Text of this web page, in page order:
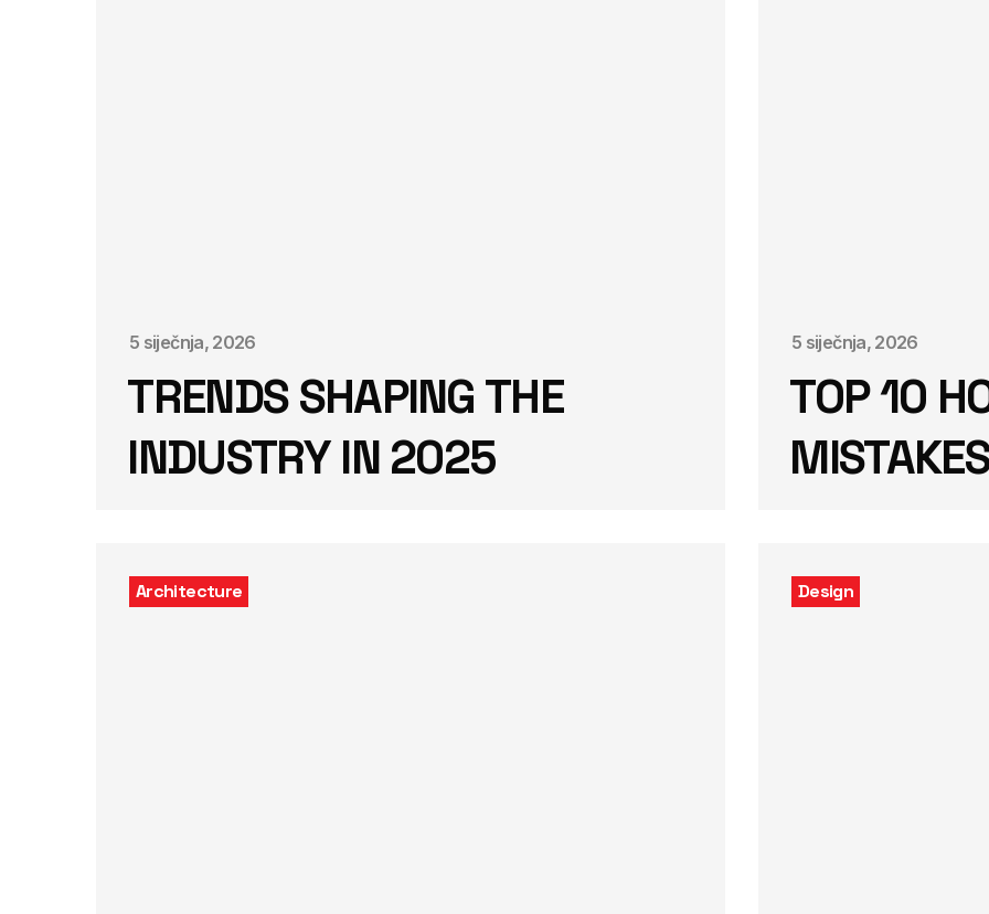
5 siječnja, 2026
TRENDS SHAPING THE
INDUSTRY IN 2025
5 siječnja, 2026
TOP 10
MISTAKES
Architecture Design